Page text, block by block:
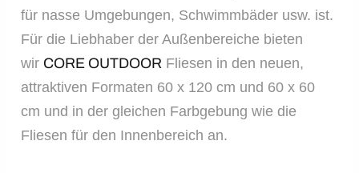
für nasse Umgebungen, Schwimmbäder usw. ist.
Für die Liebhaber der Außenbereiche bieten
wir CORE OUTDOOR Fliesen in den neuen,
attraktiven Formaten 60 x 120 cm und 60 x 60
cm und in der gleichen Farbgebung wie die
Fliesen für den Innenbereich an.